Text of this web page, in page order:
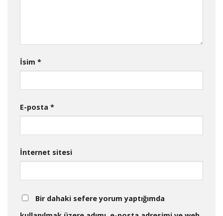
İsim *
E-posta *
İnternet sitesi
Bir dahaki sefere yorum yaptığımda